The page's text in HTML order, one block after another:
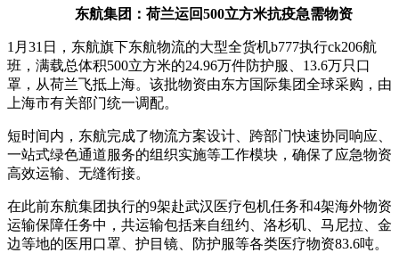
东航集团：荷兰运回500立方米抗疫急需物资
1月31日，东航旗下东航物流的大型全货机b777执行ck206航
班，满载总体积500立方米的24.96万件防护服、13.6万只口
罩，从荷兰飞抵上海。该批物资由东方国际集团全球采购，由
上海市有关部门统一调配。
短时间内，东航完成了物流方案设计、跨部门快速协同响应、
一站式绿色通道服务的组织实施等工作模块，确保了应急物资
高效运输、无缝衔接。
在此前东航集团执行的9架赴武汉医疗包机任务和4架海外物资
运输保障任务中，共运输包括来自纽约、洛杉矶、马尼拉、金
边等地的医用口罩、护目镜、防护服等各类医疗物资83.6吨。